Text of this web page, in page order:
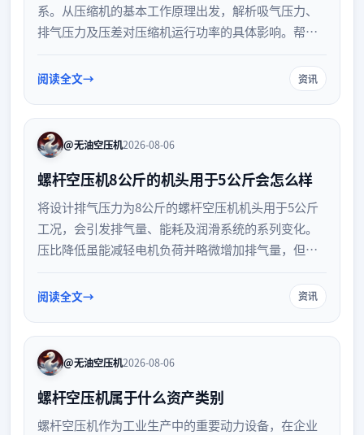
系。从压缩机的基本工作原理出发，解析吸气压力、
排气压力及压差对压缩机运行功率的具体影响。帮助
反映压缩机的负荷状态与能效表现，为空调系统的运
阅读全文 资讯
@无油空压机2026-08-06
螺杆空压机8公斤的机头用于5公斤会怎么样
将设计排气压力为8公斤的螺杆空压机机头用于5公斤
工况，会引发排气量、能耗及润滑系统的系列变化。
压比降低虽能减轻电机负荷并略微增加排气量，但也
错配对设备运行的具体影响及应对策略。
阅读全文 资讯
@无油空压机2026-08-06
螺杆空压机属于什么资产类别
螺杆空压机作为工业生产中的重要动力设备，在企业